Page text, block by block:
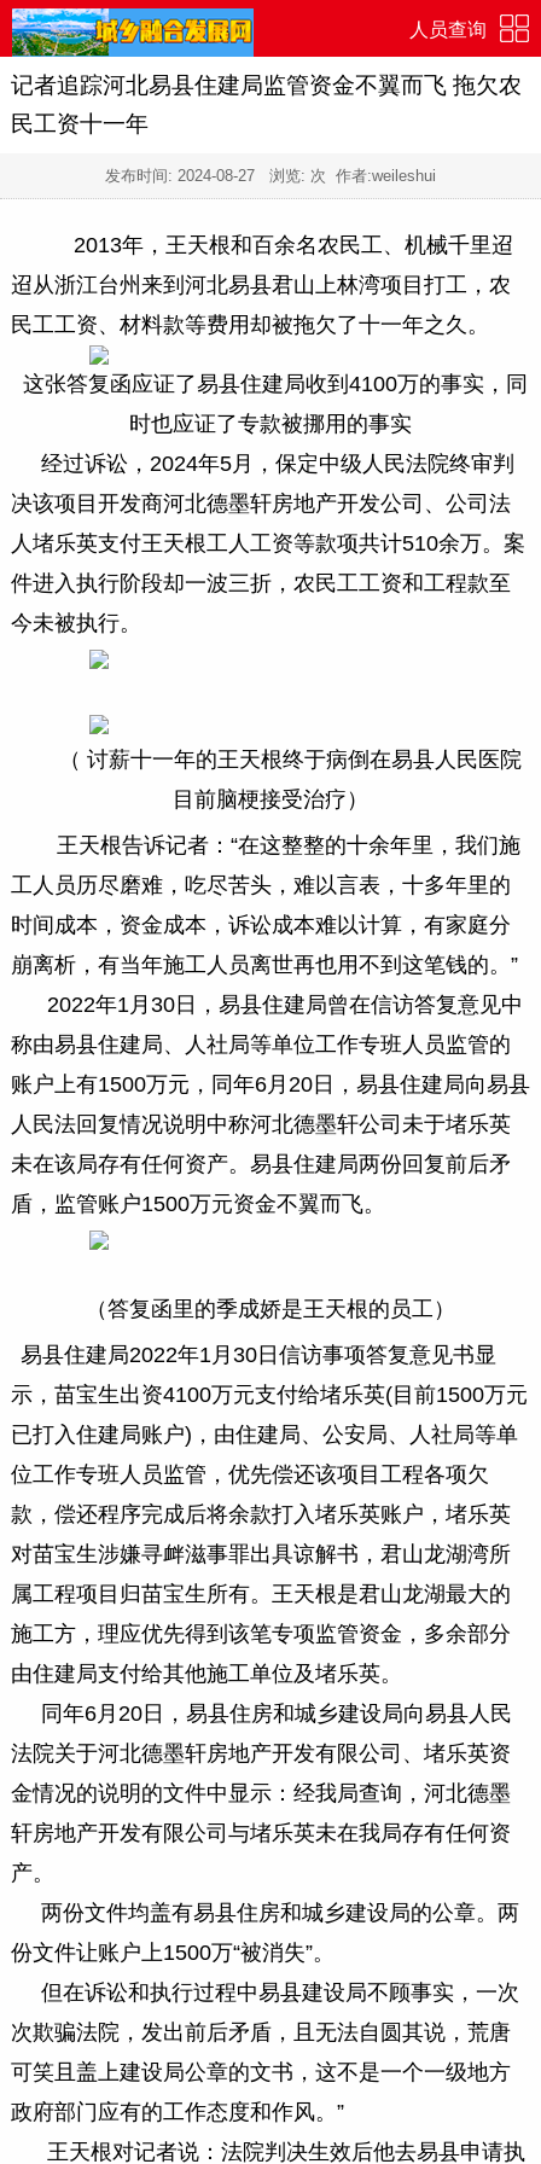
人员查询
记者追踪河北易县住建局监管资金不翼而飞 拖欠农
民工资十一年
发布时间: 2024-08-27 浏览: 次 作者:weileshui
2013年，王天根和百余名农民工、机械千里迢
迢从浙江台州来到河北易县君山上林湾项目打工，农
民工工资、材料款等费用却被拖欠了十一年之久。
这张答复函应证了易县住建局收到4100万的事实，同
时也应证了专款被挪用的事实
经过诉讼，2024年5月，保定中级人民法院终审判
决该项目开发商河北德墨轩房地产开发公司、公司法
人堵乐英支付王天根工人工资等款项共计510余万。案
件进入执行阶段却一波三折，农民工工资和工程款至
今未被执行。
（ 讨薪十一年的王天根终于病倒在易县人民医院
目前脑梗接受治疗）
王天根告诉记者：“在这整整的十余年里，我们施
工人员历尽磨难，吃尽苦头，难以言表，十多年里的
时间成本，资金成本，诉讼成本难以计算，有家庭分
崩离析，有当年施工人员离世再也用不到这笔钱的。”
2022年1月30日，易县住建局曾在信访答复意见中
称由易县住建局、人社局等单位工作专班人员监管的
账户上有1500万元，同年6月20日，易县住建局向易县
人民法回复情况说明中称河北德墨轩公司未于堵乐英
未在该局存有任何资产。易县住建局两份回复前后矛
盾，监管账户1500万元资金不翼而飞。
（答复函里的季成娇是王天根的员工）
易县住建局2022年1月30日信访事项答复意见书显
示，苗宝生出资4100万元支付给堵乐英(目前1500万元
已打入住建局账户)，由住建局、公安局、人社局等单
位工作专班人员监管，优先偿还该项目工程各项欠
款，偿还程序完成后将余款打入堵乐英账户，堵乐英
对苗宝生涉嫌寻衅滋事罪出具谅解书，君山龙湖湾所
属工程项目归苗宝生所有。王天根是君山龙湖最大的
施工方，理应优先得到该笔专项监管资金，多余部分
由住建局支付给其他施工单位及堵乐英。
同年6月20日，易县住房和城乡建设局向易县人民
法院关于河北德墨轩房地产开发有限公司、堵乐英资
金情况的说明的文件中显示：经我局查询，河北德墨
轩房地产开发有限公司与堵乐英未在我局存有任何资
产。
两份文件均盖有易县住房和城乡建设局的公章。两
份文件让账户上1500万“被消失”。
但在诉讼和执行过程中易县建设局不顾事实，一次
次欺骗法院，发出前后矛盾，且无法自圆其说，荒唐
可笑且盖上建设局公章的文书，这不是一个一级地方
政府部门应有的工作态度和作风。”
王天根对记者说：法院判决生效后他去易县申请执